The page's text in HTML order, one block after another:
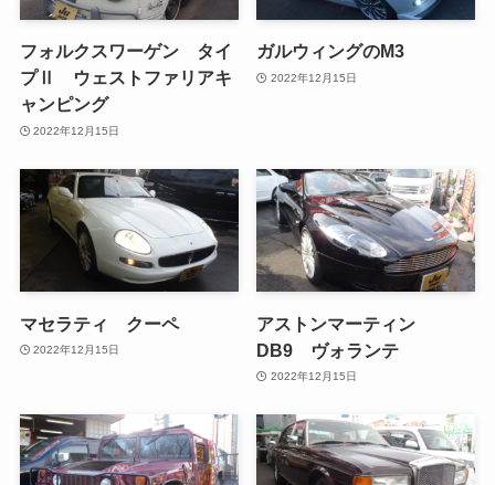
フォルクスワーゲン タイ
プⅡ ウェストファリアキ
ャンピング
2022年12月15日
ガルウィングのM3
2022年12月15日
マセラティ クーペ
2022年12月15日
アストンマーティン
DB9 ヴォランテ
2022年12月15日